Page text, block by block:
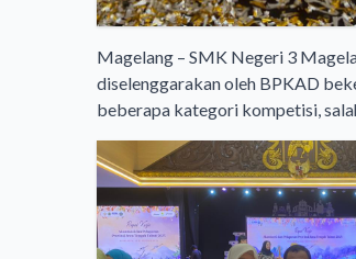
Magelang – SMK Negeri 3
diselenggarakan oleh BPKAD
beberapa kategori kompetisi,